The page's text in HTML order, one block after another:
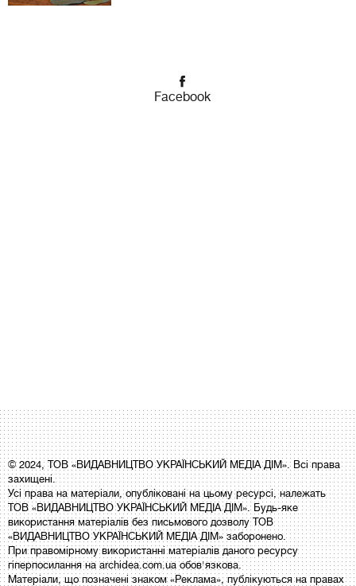
Facebook
© 2024, ТОВ «ВИДАВНИЦТВО УКРАЇНСЬКИЙ МЕДІА ДІМ». Всі права
захищені.
Усі права на матеріали, опубліковані на цьому ресурсі, належать
ТОВ «ВИДАВНИЦТВО УКРАЇНСЬКИЙ МЕДІА ДІМ». Будь-яке
використання матеріалів без письмового дозволу ТОВ
«ВИДАВНИЦТВО УКРАЇНСЬКИЙ МЕДІА ДІМ» заборонено.
При правомірному використанні матеріалів даного ресурсу
гіперпосилання на archidea.com.ua обов'язкова.
Матеріали, що позначені знаком «Реклама», публікуються на правах